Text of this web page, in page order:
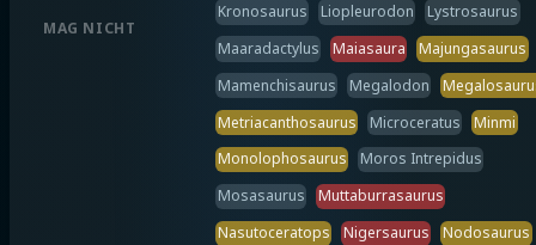
MAG NICHT
Kronosaurus
Liopleurodon
Lystrosaurus
Maaradactylus
Maiasaura
Majungasaurus
Mamenchisaurus
Megalodon
Metriacanthosaurus
Microceratus
Minmi
Monolophosaurus
Moros Intrepidus
Mosasaurus
Muttaburrasaurus
Nasutoceratops
Nigersaurus
Nodosaurus